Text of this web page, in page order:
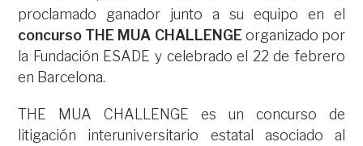
proclamado ganador junto a su equipo en el
concurso THE MUA CHALLENGE organizado por
la Fundación ESADE y celebrado el 22 de febrero
en Barcelona.
THE MUA CHALLENGE es un concurso de
litigación interuniversitario estatal asociado al